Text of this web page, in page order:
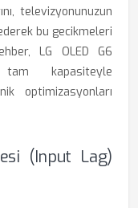
televizyonunuzun
bu gecikmeleri
LG OLED G6
tam kapasiteyle
optimizasyonları
(Input Lag)